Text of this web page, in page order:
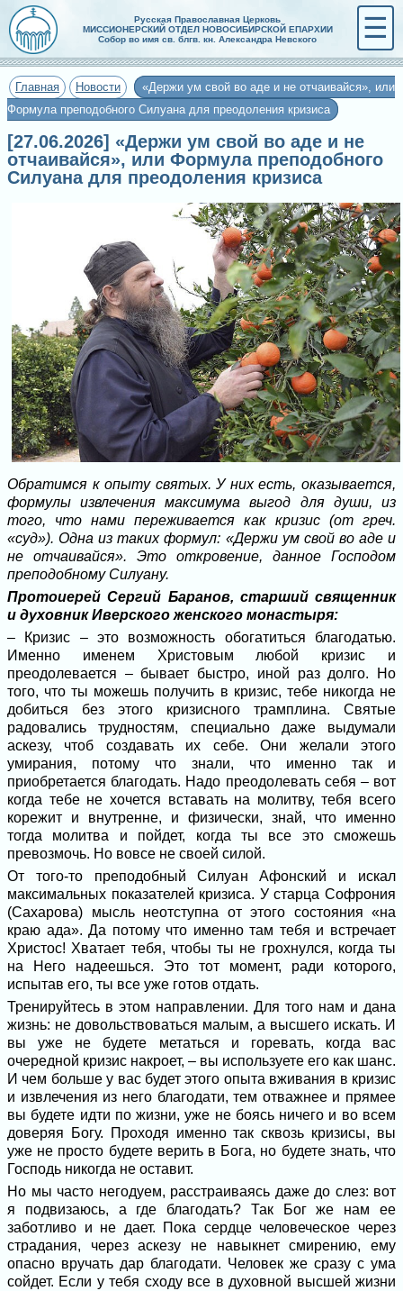
Русская Православная Церковь
МИССИОНЕРСКИЙ ОТДЕЛ НОВОСИБИРСКОЙ ЕПАРХИИ
Собор во имя св. блгв. кн. Александра Невского
☰
Главная Новости
«Держи ум свой во аде и не отчаивайся», или
Формула преподобного Силуана для преодоления кризиса
[27.06.2026] «Держи ум свой во аде и не
отчаивайся», или Формула преподобного
Силуана для преодоления кризиса
Обратимся к опыту святых. У них есть, оказывается,
формулы извлечения максимума выгод для души, из
того, что нами переживается как кризис (от греч.
«суд»). Одна из таких формул: «Держи ум свой во аде и
не отчаивайся». Это откровение, данное Господом
преподобному Силуану.
Протоиерей Сергий Баранов, старший священник
и духовник Иверского женского монастыря:
– Кризис – это возможность обогатиться благодатью.
Именно именем Христовым любой кризис и
преодолевается – бывает быстро, иной раз долго. Но
того, что ты можешь получить в кризис, тебе никогда не
добиться без этого кризисного трамплина. Святые
радовались трудностям, специально даже выдумали
аскезу, чтоб создавать их себе. Они желали этого
умирания, потому что знали, что именно так и
приобретается благодать. Надо преодолевать себя – вот
когда тебе не хочется вставать на молитву, тебя всего
корежит и внутренне, и физически, знай, что именно
тогда молитва и пойдет, когда ты все это сможешь
превозмочь. Но вовсе не своей силой.
От того-то преподобный Силуан Афонский и искал
максимальных показателей кризиса. У старца Софрония
(Сахарова) мысль неотступна от этого состояния «на
краю ада». Да потому что именно там тебя и встречает
Христос! Хватает тебя, чтобы ты не грохнулся, когда ты
на Него надеешься. Это тот момент, ради которого,
испытав его, ты все уже готов отдать.
Тренируйтесь в этом направлении. Для того нам и дана
жизнь: не довольствоваться малым, а высшего искать. И
вы уже не будете метаться и горевать, когда вас
очередной кризис накроет, – вы используете его как шанс.
И чем больше у вас будет этого опыта вживания в кризис
и извлечения из него благодати, тем отважнее и прямее
вы будете идти по жизни, уже не боясь ничего и во всем
доверяя Богу. Проходя именно так сквозь кризисы, вы
уже не просто будете верить в Бога, но будете знать, что
Господь никогда не оставит.
Но мы часто негодуем, расстраиваясь даже до слез: вот
я подвизаюсь, а где благодать? Так Бог же нам ее
заботливо и не дает. Пока сердце человеческое через
страдания, через аскезу не навыкнет смирению, ему
опасно вручать дар благодати. Человек же сразу с ума
сойдет. Если у тебя сходу все в духовной высшей жизни